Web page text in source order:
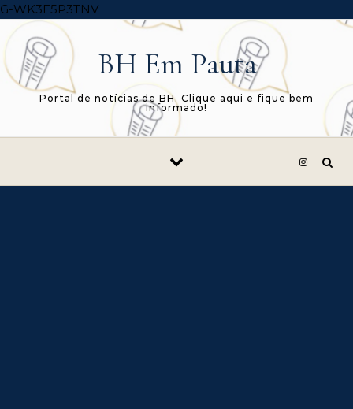
G-WK3E5P3TNVSkip to content
BH Em Pauta
Portal de notícias de BH. Clique aqui e fique bem
informado!